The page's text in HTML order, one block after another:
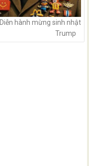
Diễn hành mừng sinh nhật
Trump